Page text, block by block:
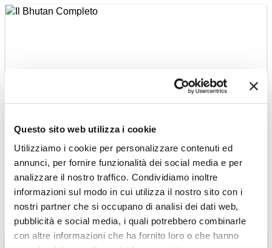
Questo sito web utilizza i cookie
Utilizziamo i cookie per personalizzare contenuti ed
annunci, per fornire funzionalità dei social media e per
analizzare il nostro traffico. Condividiamo inoltre
informazioni sul modo in cui utilizza il nostro sito con i
nostri partner che si occupano di analisi dei dati web,
pubblicità e social media, i quali potrebbero combinarle
con altre informazioni che ha fornito loro o che hanno
Il Bhutan Completo
Tour privato in uno dei luoghi più
remoti ed incontaminati della Terra
Scopri il Tour »